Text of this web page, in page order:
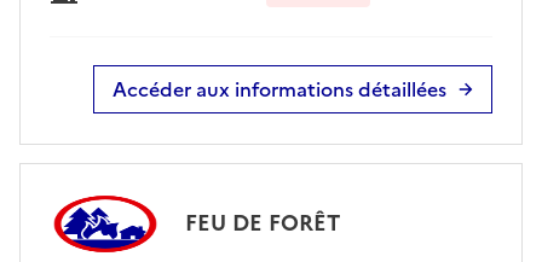
Accéder aux informations détaillées
FEU DE FORÊT